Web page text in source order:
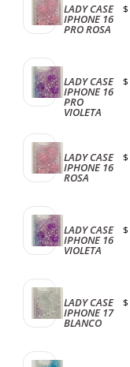
LADY CASE
IPHONE 16
PRO ROSA
$
LADY CASE
IPHONE 16
PRO
VIOLETA
$
LADY CASE
IPHONE 16
ROSA
$
LADY CASE
IPHONE 16
VIOLETA
$
LADY CASE
IPHONE 17
BLANCO
$